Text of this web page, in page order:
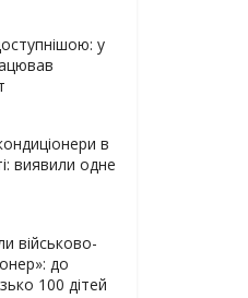
у
в
виявили одне
військово-
до
100 дітей